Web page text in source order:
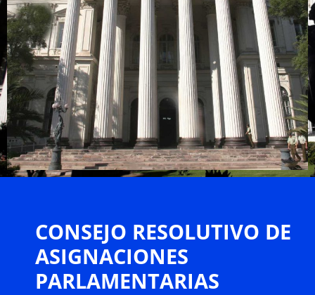
CONSEJO RESOLUTIVO DE
ASIGNACIONES
PARLAMENTARIAS